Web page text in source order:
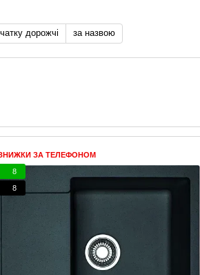
дорожчі за назвою
ЗА ТЕЛЕФОНОМ
8
8